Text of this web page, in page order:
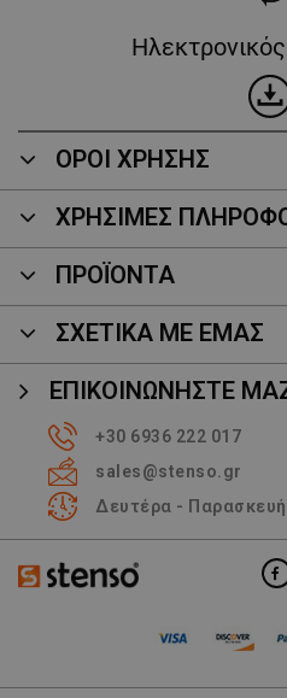
ΟΡΟΙ ΧΡΗΣΗΣ
ΧΡΗΣΙΜΕΣ
ΠΡΟΪΌΝΤΑ
ΣΧΕΤΙΚΑ ΜΕ ΕΜΑΣ
ΕΠΙΚΟΙΝΩΝΉΣΤΕ
+30 6936 222 017
sales@stenso.gr
Δευτέρα -